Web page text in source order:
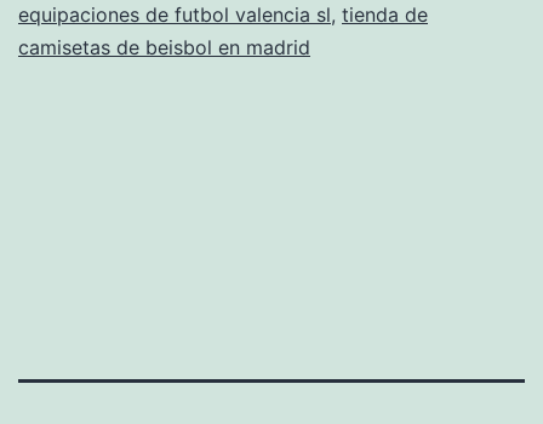
mexico
equipaciones de futbol valencia sl, tienda de
camisetas de beisbol en madrid